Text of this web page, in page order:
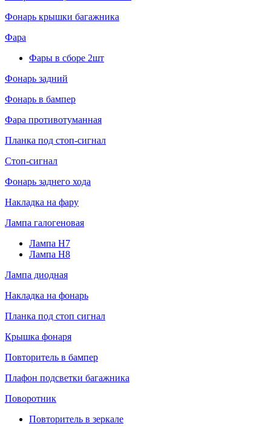
Фонарь крышки багажника
Фара
Фары в сборе 2шт
Фонарь задний
Фонарь в бампер
Фара противотуманная
Планка под стоп-сигнал
Стоп-сигнал
Фонарь заднего хода
Накладка на фару
Лампа галогеновая
Лампа H7
Лампа H8
Лампа диодная
Накладка на фонарь
Планка под стоп сигнал
Крышка фонаря
Повторитель в бампер
Плафон подсветки багажника
Поворотник
Повторитель в зеркале